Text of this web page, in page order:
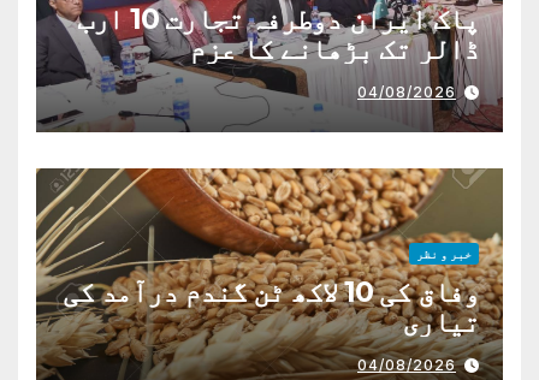
پاک ایران دوطرفہ تجارت 10 ارب
ڈالر تک بڑھانے کا عزم
04/08/2026
خبر و نظر
وفاق کی 10 لاکھ ٹن گندم درآمد کی
تیاری
04/08/2026